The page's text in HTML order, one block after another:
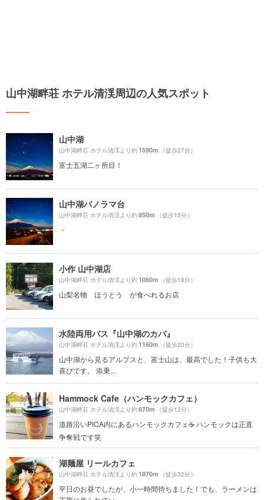
山中湖畔荘 ホテル清渓周辺の人気スポット
山中湖
山中湖畔荘 ホテル清渓より約1590m （徒歩27分）
富士五湖二ヶ所目！
山中湖パノラマ台
山中湖畔荘 ホテル清渓より約850m （徒歩15分）
・
小作 山中湖店
山中湖畔荘 ホテル清渓より約1060m （徒歩18分）
山梨名物 ほうとう が食べれるお店
水陸両用バス『山中湖のカバ』
山中湖畔荘 ホテル清渓より約1160m （徒歩20分）
山中湖から見るアルプスと、富士山は、最高でした！子供も大
喜びです。 添乗...
Hammock Cafe（ハンモックカフェ）
山中湖畔荘 ホテル清渓より約670m （徒歩12分）
道路沿いPICA内にあるハンモックカフェ☕️ ハンモックは正直
争奪戦です笑
湖麺屋 リールカフェ
山中湖畔荘 ホテル清渓より約1870m （徒歩32分）
平日のお昼でしたが、小一時間待ちました！でも、ラーメンは